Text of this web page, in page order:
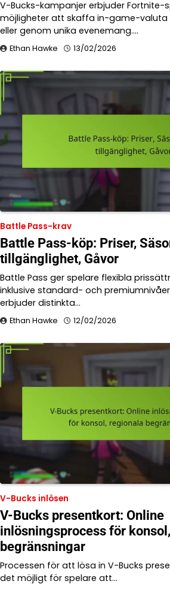
V-Bucks-kampanjer erbjuder Fortnite-
möjligheter att skaffa in-game-valuta
eller genom unika evenemang.…
Ethan Hawke 13/02/2026
Battle Pass-krav
Battle Pass-köp: Priser,
tillgänglighet, Gåvor
Battle Pass ger spelare flexibla
inklusive standard- och
erbjuder distinkta…
Ethan Hawke 12/02/2026
V-Bucks inlösen
V-Bucks presentkort: Online
inlösningsprocess för
begränsningar
Processen för att lösa in V-Bucks
det möjligt för spelare att…